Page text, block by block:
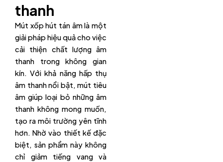
thanh
Mút xốp hút tán âm là một
giải pháp hiệu quả cho việc
cải thiện chất lượng âm
thanh trong không gian
kín. Với khả năng hấp thụ
âm thanh nổi bật, mút tiêu
âm giúp loại bỏ những âm
thanh không mong muốn,
tạo ra môi trường yên tĩnh
hơn. Nhờ vào thiết kế đặc
biệt, sản phẩm này không
chỉ giảm tiếng vang và